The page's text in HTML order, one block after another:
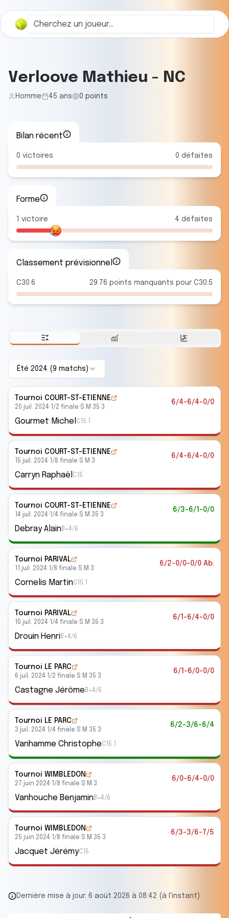
Verloove Mathieu - NC
Homme 45 ans 0 points
Bilan récent
0 victoires 0 défaites
Forme
victoire 4 défaites
Classement prévisionnel
C30.6 29.76 points manquants pour C30.5
Été 2024 (9 matchs )
Tournoi COURT-ST-ETIENNE
20 juil. 2024· 1/2 finale·S M 35 3
6/4-6/4-0/0
Gourmet Michel C15.1
Tournoi COURT-ST-ETIENNE
15 juil. 2024· 1/8 finale·S M 3
6/4-6/4-0/0
Carryn Raphaël C15
Tournoi COURT-ST-ETIENNE
14 juil. 2024· 1/4 finale·S M 35 3
6/3-6/1-0/0
Debray AlainB+4/6
Tournoi PARIVAL
11 juil. 2024· 1/8 finale·S M 3
6/2-0/0-0/0 Ab.
Cornelis MartinC15.1
Tournoi PARIVAL
10 juil. 2024· 1/4 finale·S M 35 3
6/1-6/4-0/0
Drouin HenriB+4/6
Tournoi LE PARC
6 juil. 2024· 1/2 finale·S M 35 3
6/1-6/0-0/0
Castagne Jérôme B+4/6
Tournoi LE PARC
3 juil. 2024· 1/4 finale·S M 35 3
6/2-3/6-6/4
Vanhamme ChristopheC15.1
Tournoi WIMBLEDON
27 juin 2024· 1/8 finale·S M 3
6/0-6/4-0/0
Vanhouche BenjaminB+4/6
Tournoi WIMBLEDON
25 juin 2024· 1/8 finale·S M 35 3
6/3-3/6-7/5
Jacquet JérémyC15
Dernière mise à jour: 6 août 2026 à 08:42 (à l'instant)